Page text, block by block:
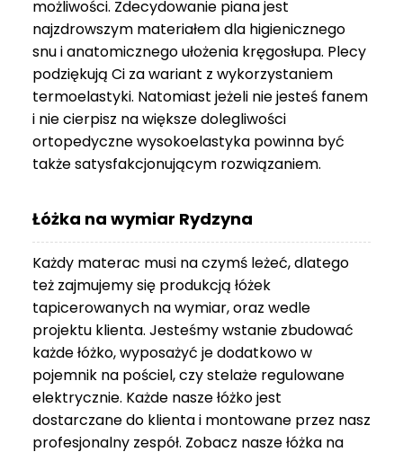
możliwości. Zdecydowanie piana jest
najzdrowszym materiałem dla higienicznego
snu i anatomicznego ułożenia kręgosłupa. Plecy
podziękują Ci za wariant z wykorzystaniem
termoelastyki. Natomiast jeżeli nie jesteś fanem
i nie cierpisz na większe dolegliwości
ortopedyczne wysokoelastyka powinna być
także satysfakcjonującym rozwiązaniem.
Łóżka na wymiar Rydzyna
Każdy materac musi na czymś leżeć, dlatego
też zajmujemy się produkcją łóżek
tapicerowanych na wymiar, oraz wedle
projektu klienta. Jesteśmy wstanie zbudować
każde łóżko, wyposażyć je dodatkowo w
pojemnik na pościel, czy stelaże regulowane
elektrycznie. Każde nasze łóżko jest
dostarczane do klienta i montowane przez nasz
profesjonalny zespół. Zobacz naszełóżka na